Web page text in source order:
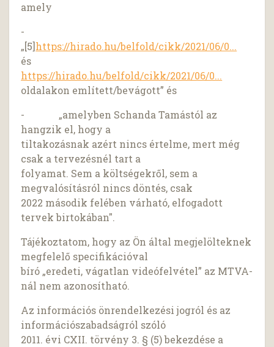
amely
-
„[5]https://hirado.hu/belfold/cikk/2021/06/0...
és
https://hirado.hu/belfold/cikk/2021/06/0...
oldalakon említett/bevágott” és
- „amelyben Schanda Tamástól az
hangzik el, hogy a
tiltakozásnak azért nincs értelme, mert még
csak a tervezésnél tart a
folyamat. Sem a költségekről, sem a
megvalósításról nincs döntés, csak
2022 második felében várható, elfogadott
tervek birtokában".
Tájékoztatom, hogy az Ön által megjelölteknek
megfelelő specifikációval
bíró „eredeti, vágatlan videófelvétel” az MTVA-
nál nem azonosítható.
Az információs önrendelkezési jogról és az
információszabadságról szóló
2011. évi CXII. törvény 3. § (5) bekezdése a